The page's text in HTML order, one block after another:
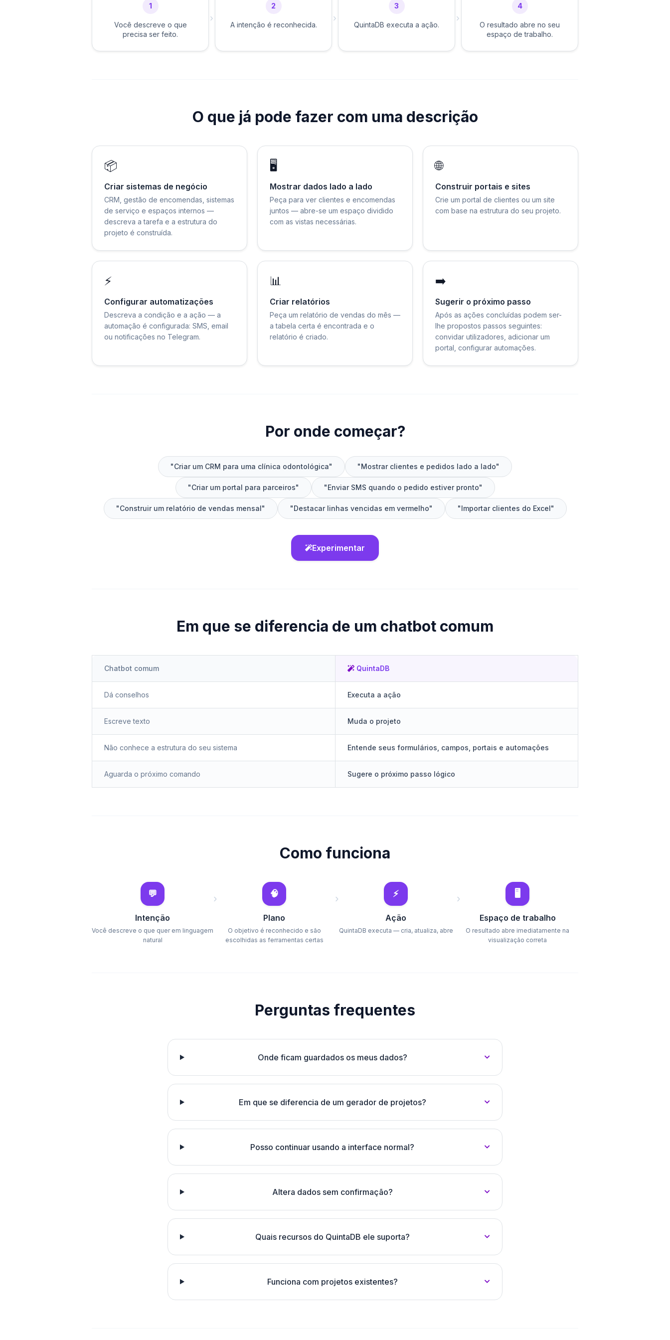
1
Você descreve o que
precisa ser feito.
›
2
A intenção é reconhecida.
›
3
QuintaDB executa a ação.
›
4
O resultado abre no seu
espaço de trabalho.
O que já pode fazer com uma descrição
📦
Criar sistemas de negócio
CRM, gestão de encomendas, sistemas
de serviço e espaços internos —
descreva a tarefa e a estrutura do
projeto é construída.
🖥️
Mostrar dados lado a lado
Peça para ver clientes e encomendas
juntos — abre-se um espaço dividido
com as vistas necessárias.
🌐
Construir portais e sites
Crie um portal de clientes ou um site
com base na estrutura do seu projeto.
⚡
Configurar automatizações
Descreva a condição e a ação — a
automação é configurada: SMS, email
ou notificações no Telegram.
📊
Criar relatórios
Peça um relatório de vendas do mês —
a tabela certa é encontrada e o
relatório é criado.
➡️
Sugerir o próximo passo
Após as ações concluídas podem ser-
lhe propostos passos seguintes:
convidar utilizadores, adicionar um
portal, configurar automações.
Por onde começar?
"Criar um CRM para uma clínica odontológica" "Mostrar clientes e pedidos lado a lado"
"Criar um portal para parceiros" "Enviar SMS quando o pedido estiver pronto"
"Construir um relatório de vendas mensal" "Destacar linhas vencidas em vermelho" "Importar clientes do Excel"
Experimentar
Em que se diferencia de um chatbot comum
Chatbot comum QuintaDB
Dá conselhos Executa a ação
Escreve texto Muda o projeto
Não conhece a estrutura do seu sistema Entende seus formulários, campos, portais e automações
Aguarda o próximo comando Sugere o próximo passo lógico
Como funciona
💬
Intenção
Você descreve o que quer em linguagem
natural
› 🧠
Plano
O objetivo é reconhecido e são
escolhidas as ferramentas certas
› ⚡
Ação
QuintaDB executa — cria, atualiza, abre
› 🖥️
Espaço de trabalho
O resultado abre imediatamente na
visualização correta
Perguntas frequentes
Onde ficam guardados os meus dados?
Em que se diferencia de um gerador de projetos?
Posso continuar usando a interface normal?
Altera dados sem confirmação?
Quais recursos do QuintaDB ele suporta?
Funciona com projetos existentes?